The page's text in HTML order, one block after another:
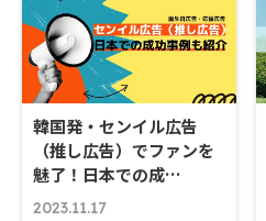
韓国発・センイル広告
（推し広告）でファンを
魅了！日本での成…
2023.11.17